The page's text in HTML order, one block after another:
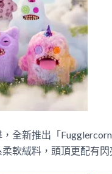
全新推出「
軟絨料，頭頂更配有閃